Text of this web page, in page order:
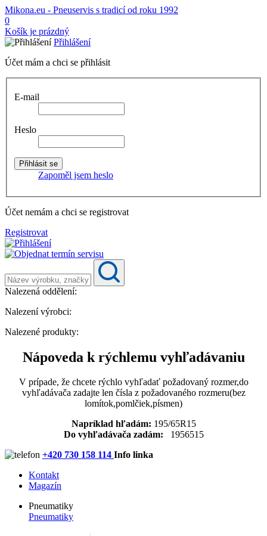
Mikona.eu - Pneuservis s tradicí od roku 1992
0
Košík je prázdný
Přihlášení
Účet mám a chci se přihlásit
E-mail
Heslo
Zapoměl jsem heslo
Účet nemám a chci se registrovat
Registrovat
Nalezená oddělení:
Nalezení výrobci:
Nalezené produkty:
Nápoveda k rýchlemu vyhľadávaniu
V prípade, že chcete rýchlo vyhľadať požadovaný rozmer,do
vyhľadávača zadajte len čísla z požadovaného rozmeru(bez
lomítok,pomlčiek,písmen)
Napríklad hľadám: 195/65R15
Do vyhľadávača zadám: 1956515
+420 730 158 114 Info linka
Kontakt
Magazín
Pneumatiky
Pneumatiky